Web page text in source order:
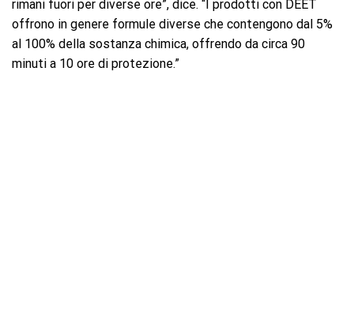
rimani fuori per diverse ore”, dice. “I prodotti con DEET
offrono in genere formule diverse che contengono dal 5%
al ​​100% della sostanza chimica, offrendo da circa 90
minuti a 10 ore di protezione.”